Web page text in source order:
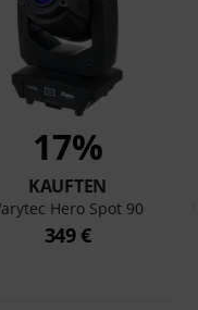
17%
KAUFTEN
Hero Spot 90
349 €